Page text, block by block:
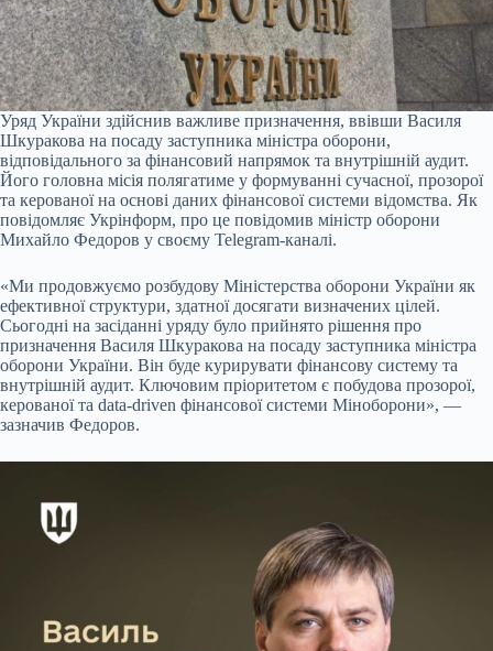
Уряд України здійснив важливе призначення, ввівши Василя
Шкуракова на посаду заступника міністра оборони,
відповідального за фінансовий напрямок та внутрішній аудит.
Його головна місія полягатиме у формуванні сучасної, прозорої
та керованої на основі даних фінансової системи відомства. Як
повідомляє Укрінформ, про це повідомив міністр оборони
Михайло Федоров у своєму Telegram-каналі.
«Ми продовжуємо розбудову Міністерства оборони України як
ефективної структури, здатної досягати визначених цілей.
Сьогодні на засіданні уряду було прийнято рішення про
призначення Василя Шкуракова на посаду заступника міністра
оборони України. Він буде курирувати фінансову систему та
внутрішній аудит. Ключовим пріоритетом є побудова прозорої,
керованої та data-driven фінансової системи Міноборони», —
зазначив Федоров.